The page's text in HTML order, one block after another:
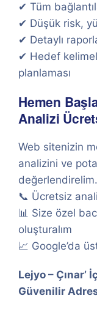
✔ Tüm
✔ Düşük risk,
✔ Detaylı
✔ Hedef
planlaması
Hemen
Analizi
Web sitenizin
analizini ve
değerlendirelim.
📞 Ücretsiz
📊 Size özel
oluşturalım
📈 Google’da
Lejyo – Çınar’
Güvenilir